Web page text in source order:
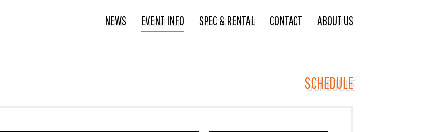
NEWS EVENT INFO SPEC & RENTAL CONTACT ABOUT US
SCHEDULE